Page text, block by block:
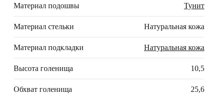
Материал подошвы Тунит
Материал стельки Натуральная кожа
Материал подкладки Натуральная кожа
Высота голенища 10,5
Обхват голенища 25,6